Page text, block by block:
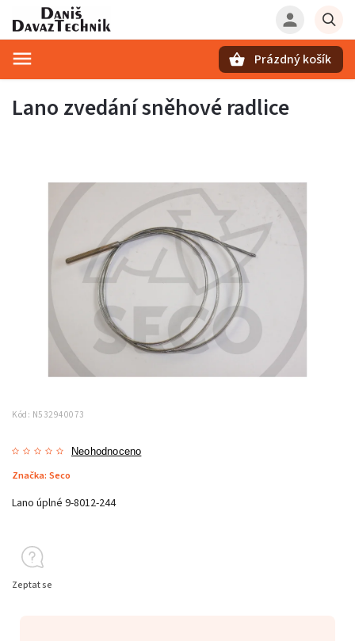
Prázdný košík
Lano zvedání sněhové radlice
Kód: N532940073
Neohodnoceno
Značka: Seco
Lano úplné 9-8012-244
Zeptat se